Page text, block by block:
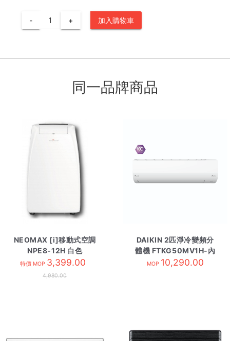
- + 加入購物車
同一品牌商品
NEOMAX [i]移動式空調
NPE8-12H 白色
特價 MOP 3,399.00
4,980.00
DAIKIN 2匹淨冷變頻分
體機 FTKG50MV1H-內
R32
MOP 10,290.00